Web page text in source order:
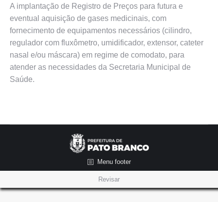
A implantação de Registro de Preços para futura e
eventual aquisição de gases medicinais, com
fornecimento de equipamentos necessários (cilindro,
regulador com fluxômetro, umidificador, extensor, cateter
nasal e/ou máscara) em regime de comodato, para
atender as necessidades da Secretaria Municipal de
Saúde.
Menu footer
Revisar